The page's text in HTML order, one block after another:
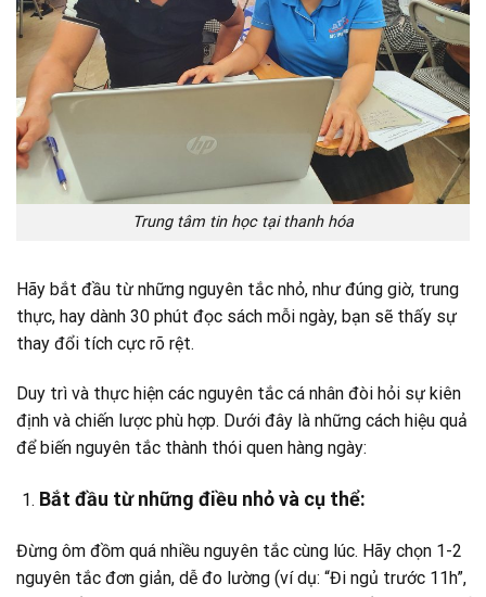
Trung tâm tin học tại thanh hóa
Hãy bắt đầu từ những nguyên tắc nhỏ, như đúng giờ, trung
thực, hay dành 30 phút đọc sách mỗi ngày, bạn sẽ thấy sự
thay đổi tích cực rõ rệt.
Duy trì và thực hiện các nguyên tắc cá nhân đòi hỏi sự kiên
định và chiến lược phù hợp. Dưới đây là những cách hiệu quả
để biến nguyên tắc thành thói quen hàng ngày:
Bắt đầu từ những điều nhỏ và cụ thể:
Đừng ôm đồm quá nhiều nguyên tắc cùng lúc. Hãy chọn 1-2
nguyên tắc đơn giản, dễ đo lường (ví dụ: “Đi ngủ trước 11h”,